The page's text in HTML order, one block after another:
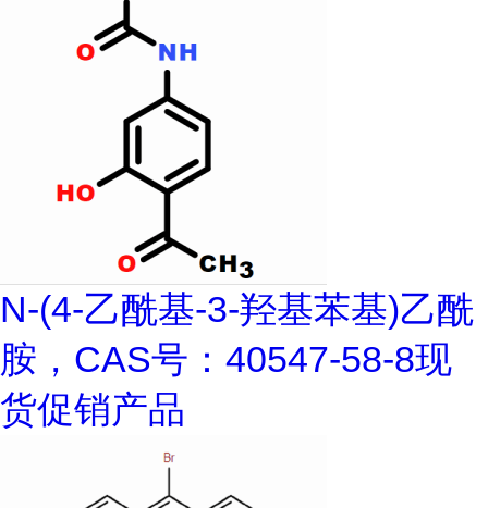
N-(4-乙酰基-3-羟基苯基)乙酰
胺，CAS号：40547-58-8现
货促销产品